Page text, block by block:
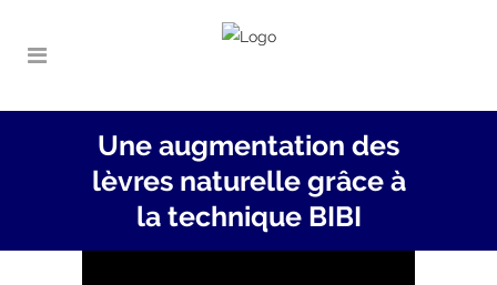
Une augmentation des
lèvres naturelle grâce à
la technique BIBI